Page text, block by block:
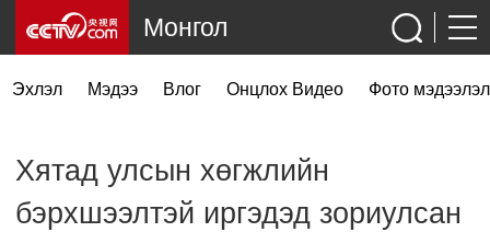
Эхлэл Мэдээ Влог Онцлох Видео Фото мэдээлэл
Монгол
Хятад улсын хөгжлийн
бэрхшээлтэй иргэдэд зориулсан